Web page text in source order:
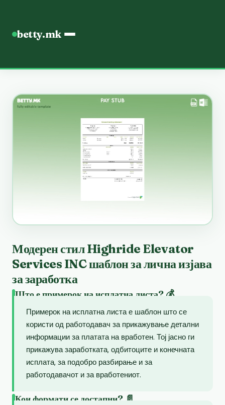
betty.mk
Модерен стил Highride Elevator
Services INC шаблон за лична изјава
за заработка
Што е примерок на исплатна листа? 💰
Примерок на исплатна листа е шаблон што се
користи од работодавач за прикажување детални
информации за платата на вработен. Тој јасно ги
прикажува заработката, одбитоците и конечната
исплата, за подобро разбирање и за
работодавачот и за вработениот.
Кои формати се достапни? 📄